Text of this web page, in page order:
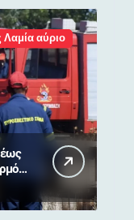
Λαμία αύριο
έως